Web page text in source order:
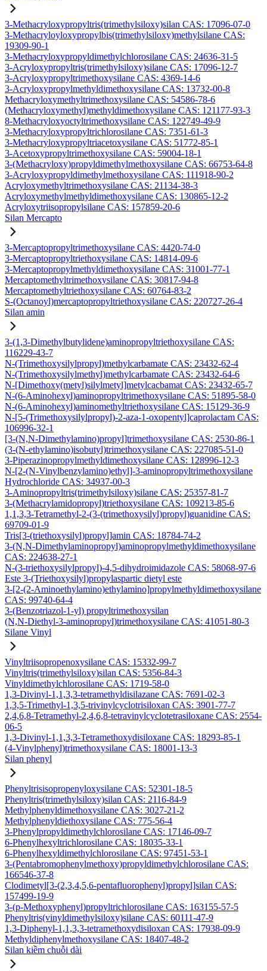
3-Methacryloxypropyltris(trimethylsiloxy)silan CAS: 17096-07-0
3-Methacryloyloxypropylbis(trimethylsiloxy)methylsilane CAS:
19309-90-1
3-Methacryloxypropyldimethylchlorosilane CAS: 24636-31-5
3-Acryloxypropyltris(trimethylsiloxy)silane CAS: 17096-12-7
3-Acryloxypropyltrimethoxysilane CAS: 4369-14-6
3-Acryloxypropylmethyldimethoxysilane CAS: 13732-00-8
Methacryloxymethyltrimethoxysilane CAS: 54586-78-6
(Methacryloxymethyl)methyldimethoxysilane CAS: 121177-93-3
8-Methacryloxyoctyltrimethoxysilane CAS: 122749-49-9
3-Methacryloxypropyltrichlorosilane CAS: 7351-61-3
3-Methacryloxypropyltriacetoxysilane CAS: 51772-85-1
3-Acetoxypropyltrimethoxysilane CAS: 59004-18-1
3-(Methacryloxy)propyldimethylmethoxysilane CAS: 66753-64-8
3-Acryloxypropyldimethylmethoxysilane CAS: 111918-90-2
Acryloxymethyltrimethoxysilane CAS: 21134-38-3
Acryloxymethylmethyldimethoxysilane CAS: 130865-12-2
Acryloxytriisopropylsilane CAS: 157859-20-6
Silan Mercapto
3-Mercaptopropyltrimethoxysilane CAS: 4420-74-0
3-Mercaptopropyltriethoxysilane CAS: 14814-09-6
3-Mercaptopropylmethyldimethoxysilane CAS: 31001-77-1
Mercaptomethyltrimethoxysilane CAS: 30817-94-8
Mercaptomethyltriethoxysilane CAS: 60764-83-2
S-(Octanoyl)mercaptopropyltriethoxysilane CAS: 220727-26-4
Silan amin
3-(1,3-Dimethylbutylidene)aminopropyltriethoxysilane CAS:
116229-43-7
N-(Trimethoxysilylpropyl)methylcarbamate CAS: 23432-62-4
N-(Trimethoxysilylmethyl)methylcarbamate CAS: 23432-64-6
N-[Dimethoxy(metyl)silylmetyl]metylcacbamat CAS: 23432-65-7
N-(6-Aminohexyl)aminopropyltrimethoxysilane CAS: 51895-58-0
N-(6-Aminohexyl)aminomethyltriethoxysilane CAS: 15129-36-9
N-[5-(Trimethoxysilylpropyl)-2-aza-1-oxopentyl]caprolactam CAS:
106996-32-1
[3-(N,N-Dimethylamino)propyl]trimethoxysilane CAS: 2530-86-1
(3-(N-ethylamino)isobutyl)trimethoxysilane CAS: 227085-51-0
3-Piperazinopropylmethyldimethoxysilane CAS: 128996-12-3
N-[2-(N-Vinylbenzylamino)ethyl]-3-aminopropyltrimethoxysilane
Hydrochloride CAS: 34937-00-3
3-Aminopropyltris(trimethylsiloxy)silane CAS: 25357-81-7
3-(Methacrylamidopropyl)triethoxysilane CAS: 109213-85-6
1,1,3,3-Tetramethyl-2-(3-(trimethoxysilyl)propyl)guanidine CAS:
69709-01-9
Tris[3-(triethoxysilyl)propyl]amin CAS: 18784-74-2
3-(N,N-Dimethylaminopropyl)aminopropylmethyldimethoxysilane
CAS: 224638-27-1
N-(3-triethoxysilylpropyl)-4,5-dihydroimidazole CAS: 58068-97-6
Este 3-(Triethoxysilyl)propylaspartic dietyl este
3-[2-(2-Aminoethylamino)ethylamino]propylmethyldimethoxysilane
CAS: 99740-64-4
3-(Benzotriazol-1-yl) propyltrimethoxysilan
(N,N-Diethyl-3-aminopropyl)trimethoxysilane CAS: 41051-80-3
Silane Vinyl
Vinyltriisopropenoxysilane CAS: 15332-99-7
Vinyltris(trimethylsiloxy)silan CAS: 5356-84-3
Vinyldimethylchlorosilane CAS: 1719-58-0
1,3-Divinyl-1,1,3,3-tetramethyldisilazane CAS: 7691-02-3
1,3,5-Trimethyl-1,3,5-trivinylcyclotrisiloxan CAS: 3901-77-7
2,4,6,8-Tetramethyl-2,4,6,8-tetravinylcyclotetrasiloxane CAS: 2554-
06-5
1,3-Divinyl-1,1,3,3-Tetramethoxydisiloxane CAS: 18293-85-1
(4-Vinylphenyl)trimethoxysilane CAS: 18001-13-3
Silan phenyl
Phenyltrisisopropenyloxysilane CAS: 52301-18-5
Phenyltris(trimethylsiloxy)silan CAS: 2116-84-9
Methylphenyldimethoxysilane CAS: 3027-21-2
Methylphenyldiethoxysilane CAS: 775-56-4
3-Phenylpropyldimethylchlorosilane CAS: 17146-09-7
6-Phenylhexyltrichlorosilane CAS: 18035-33-1
6-Phenylhexyldimethylchlorosilane CAS: 97451-53-1
3-(Pentabromophenylmethoxy)propyldimethylchlorosilane CAS:
166546-37-8
Clodimetyl[3-(2,3,4,5,6-pentafluorophenyl)propyl]silan CAS:
157499-19-9
3-(p-Methoxyphenyl)propyltrichlorosilane CAS: 163155-57-5
Phenyltris(vinyldimethylsiloxy)silane CAS: 60111-47-9
1,3-Diphenyl-1,1,3,3-tetramethoxydisiloxan CAS: 17938-09-9
Methyldiphenylmethoxysilane CAS: 18407-48-2
Silan kiềm chuỗi dài